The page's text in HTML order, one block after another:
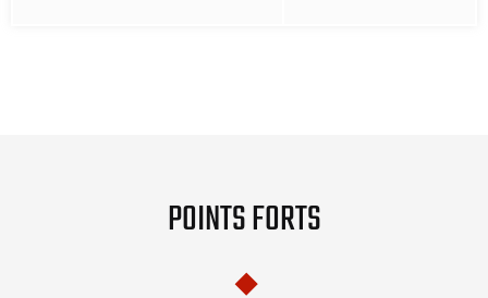
POINTS FORTS